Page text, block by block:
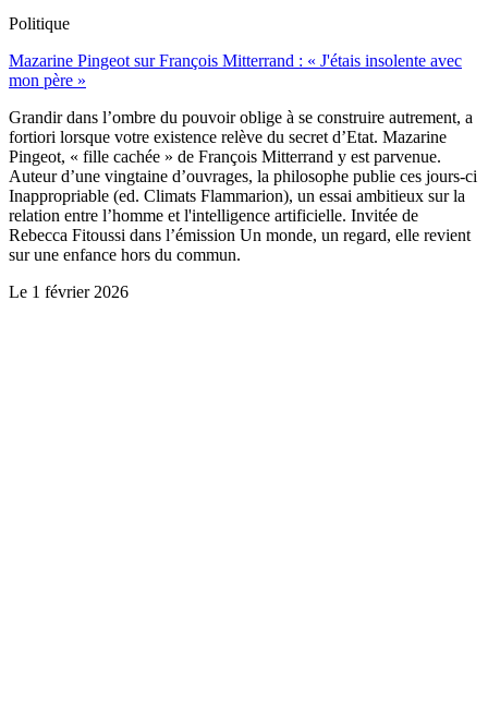
Politique
Mazarine Pingeot sur François Mitterrand : « J'étais insolente avec
mon père »
Grandir dans l’ombre du pouvoir oblige à se construire autrement, a
fortiori lorsque votre existence relève du secret d’Etat. Mazarine
Pingeot, « fille cachée » de François Mitterrand y est parvenue.
Auteur d’une vingtaine d’ouvrages, la philosophe publie ces jours-ci
Inappropriable (ed. Climats Flammarion), un essai ambitieux sur la
relation entre l’homme et l'intelligence artificielle. Invitée de
Rebecca Fitoussi dans l’émission Un monde, un regard, elle revient
sur une enfance hors du commun.
Le 1 février 2026